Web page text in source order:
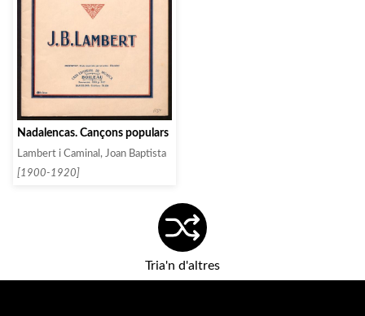
Nadalencas. Cançons populars
Lambert i Caminal, Joan Baptista
[1900-1920]
Tria'n d'altres